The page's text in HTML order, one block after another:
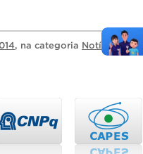
, na categoria Notícias.